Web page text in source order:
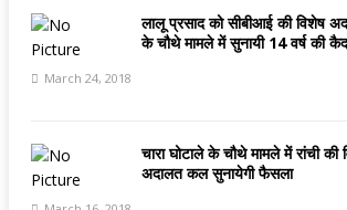
लालू प्रसाद को सीबीआई की विशेष
के चौथे मामले में सुनायी 14 वर्ष की
March 24, 2018
चारा घोटाले के चौथे मामले में रांची
अदालत कल सुनायेगी फैसला